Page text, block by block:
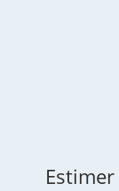
Estimer